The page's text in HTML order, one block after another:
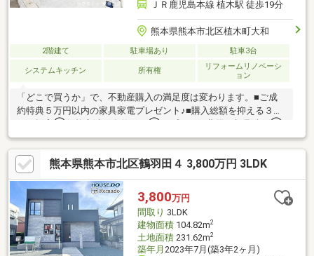
ＪＲ鹿児島本線 植木駅 徒歩19分
熊本県熊本市北区植木町大和
2階建て 駐車場あり 駐車3台
システムキッチン 所有権
リフォームリノベーシ
ョン
「どこで買うか」で、不動産購入の満足度は変わります。■ご成
約特典５万円以内の家具家電プレゼント♪■購入総額を抑える３つ
提携銀行多数で金利を安く＼３００万円以上差がでることも！／
他社様のお見積り後でもご相談歓迎！最安値をお約束します◎■
熊本県全域の内覧ツアー・他社掲載物件もまとめてご案内・全種
別を窓口ひとつで比較・内覧■九州No.1の実績・ハウスドゥ全国
大会2025九州エリア売買件数・売上高１位・Google口コミランキ
ング「熊本県 不動産売買」１位
熊本県熊本市北区鶴羽田４ 3,800万円 3LDK
3,800万円
間取り 3LDK
建物面積104.82m2
土地面積231.62m2
築年月 2023年7月(築3年2ヶ月)